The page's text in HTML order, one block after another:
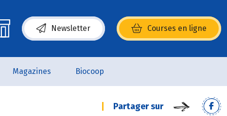
Newsletter Courses en ligne
(s’ouvre dans une nouvelle fenêtre)
Magazines Biocoop
Partager sur